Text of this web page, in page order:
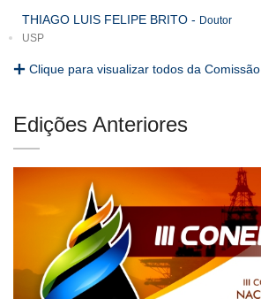
THIAGO LUIS FELIPE BRITO - Doutor
USP
Clique para visualizar todos da Comissão
Edições Anteriores